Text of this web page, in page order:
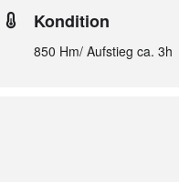
Kondition
850 Hm/ Aufstieg ca. 3h